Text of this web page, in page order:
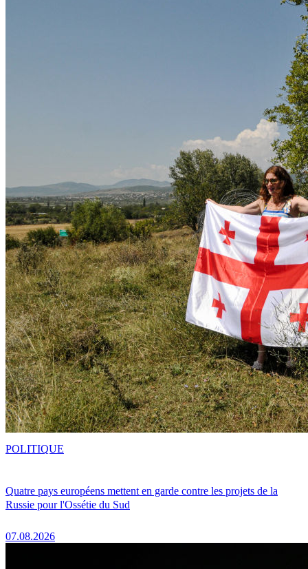
Quatre pays européens mettent en garde contre les projets de la
Russie pour l'Ossétie du Sud
07.08.2026
POLITIQUE